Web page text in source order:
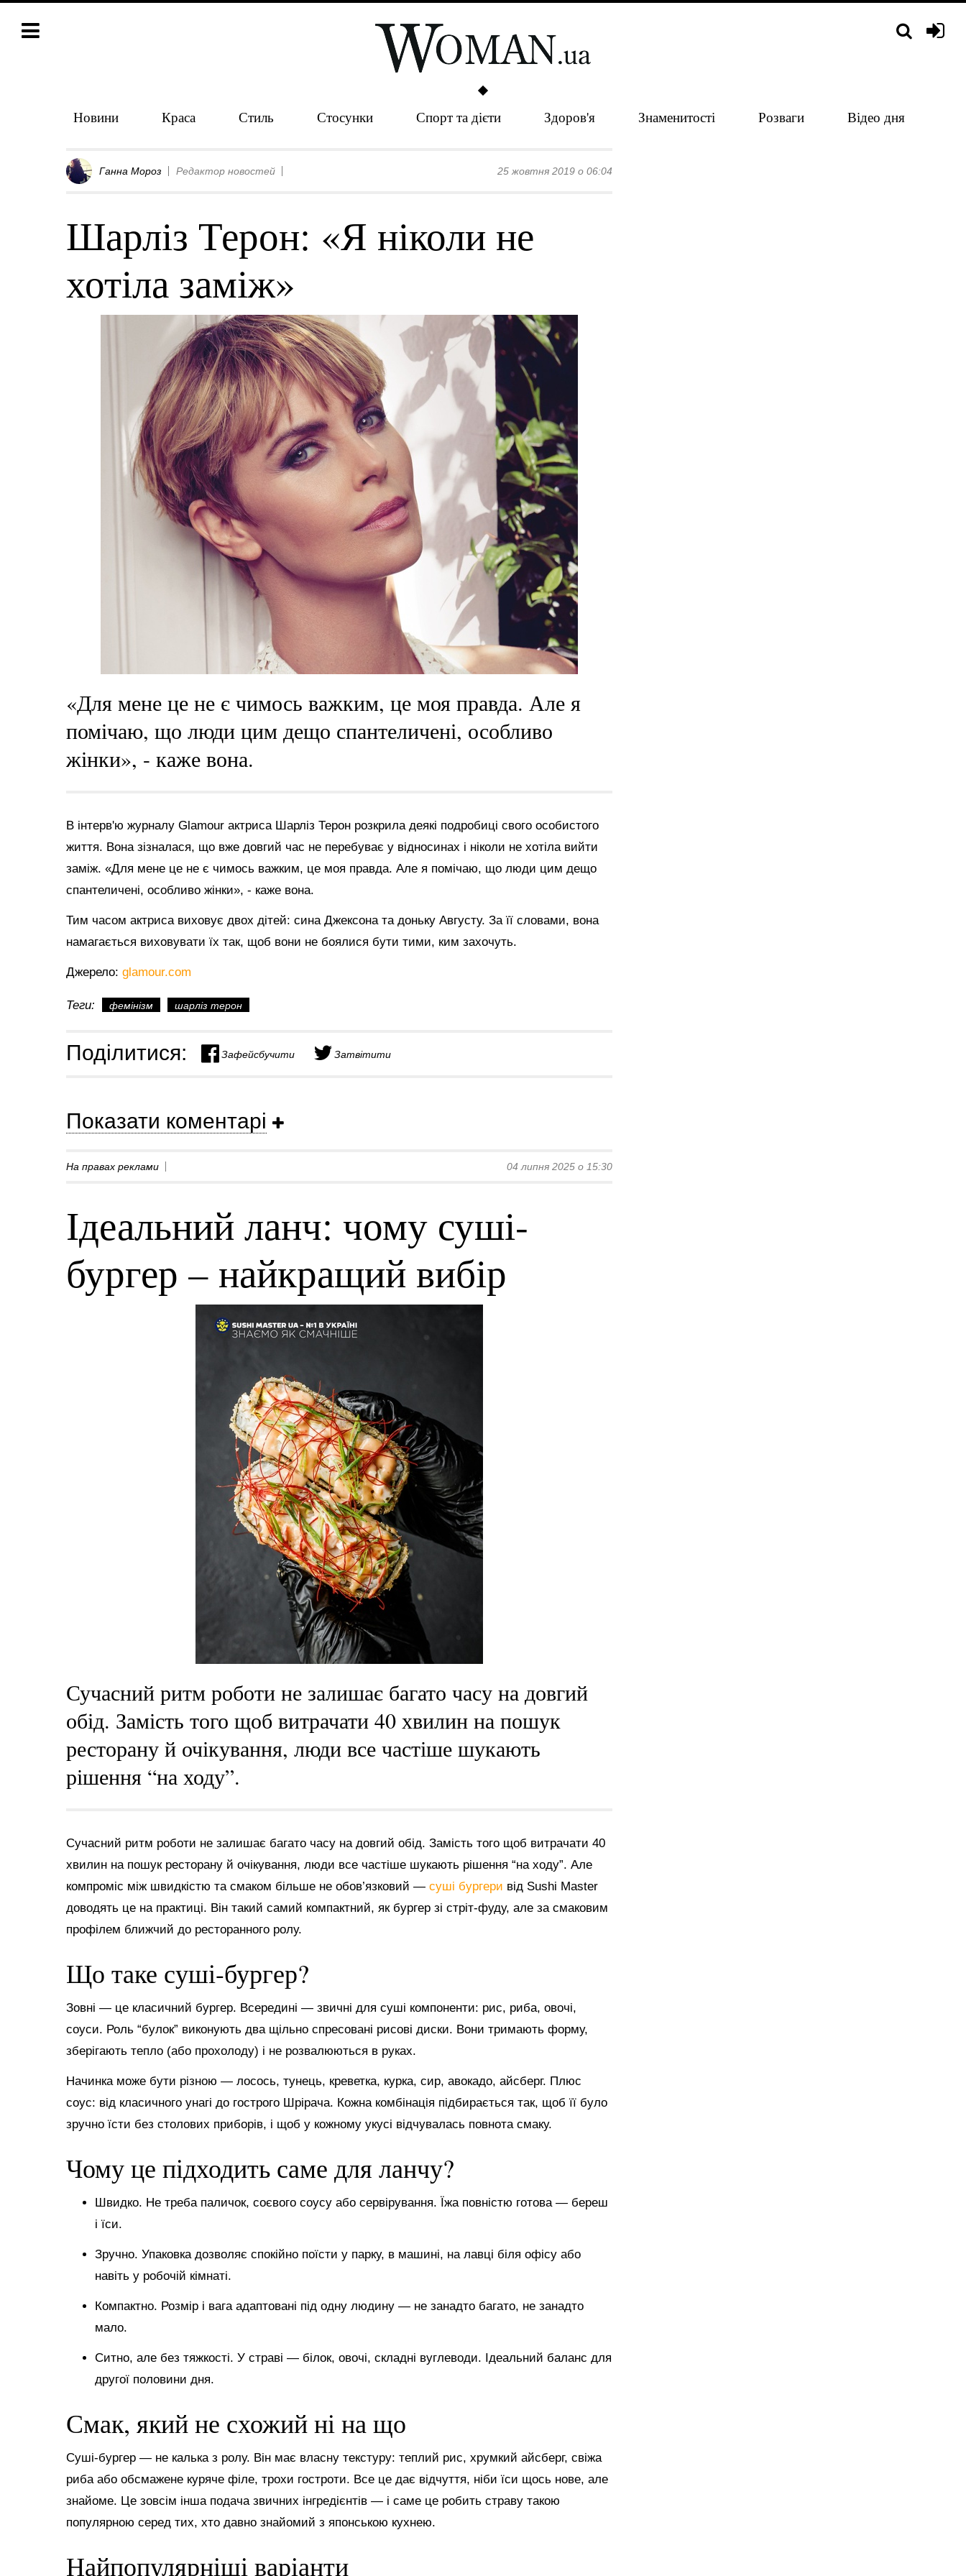
Новини Краса Стиль Стосунки Спорт та дієти Здоров'я Знаменитості Розваги Відео дня
Ганна Мороз Редактор новостей 25 жовтня 2019 о 06:04
Шарліз Терон: «Я ніколи не
хотіла заміж»
«Для мене це не є чимось важким, це моя правда. Але я
помічаю, що люди цим дещо спантеличені, особливо
жінки», - каже вона.
В інтерв'ю журналу Glamour актриса Шарліз Терон розкрила деякі подробиці свого особистого
життя. Вона зізналася, що вже довгий час не перебуває у відносинах і ніколи не хотіла вийти
заміж. «Для мене це не є чимось важким, це моя правда. Але я помічаю, що люди цим дещо
спантеличені, особливо жінки», - каже вона.
Тим часом актриса виховує двох дітей: сина Джексона та доньку Августу. За її словами, вона
намагається виховувати їх так, щоб вони не боялися бути тими, ким захочуть.
Джерело: glamour.com
Теги: фемінізм шарліз терон
Поділитися: Зафейсбучити Затвітити
Показати коментарі
На правах реклами 04 липня 2025 о 15:30
Ідеальний ланч: чому суші-
бургер – найкращий вибір
Сучасний ритм роботи не залишає багато часу на довгий
обід. Замість того щоб витрачати 40 хвилин на пошук
ресторану й очікування, люди все частіше шукають
рішення “на ходу”.
Сучасний ритм роботи не залишає багато часу на довгий обід. Замість того щоб витрачати 40
хвилин на пошук ресторану й очікування, люди все частіше шукають рішення “на ходу”. Але
компроміс між швидкістю та смаком більше не обов’язковий — суші бургери від Sushi Master
доводять це на практиці. Він такий самий компактний, як бургер зі стріт-фуду, але за смаковим
профілем ближчий до ресторанного ролу.
Що таке суші-бургер?
Зовні — це класичний бургер. Всередині — звичні для суші компоненти: рис, риба, овочі,
соуси. Роль “булок” виконують два щільно спресовані рисові диски. Вони тримають форму,
зберігають тепло (або прохолоду) і не розвалюються в руках.
Начинка може бути різною — лосось, тунець, креветка, курка, сир, авокадо, айсберг. Плюс
соус: від класичного унагі до гострого Шрірача. Кожна комбінація підбирається так, щоб її було
зручно їсти без столових приборів, і щоб у кожному укусі відчувалась повнота смаку.
Чому це підходить саме для ланчу?
Швидко. Не треба паличок, соєвого соусу або сервірування. Їжа повністю готова — береш
і їси.
Зручно. Упаковка дозволяє спокійно поїсти у парку, в машині, на лавці біля офісу або
навіть у робочій кімнаті.
Компактно. Розмір і вага адаптовані під одну людину — не занадто багато, не занадто
мало.
Ситно, але без тяжкості. У страві — білок, овочі, складні вуглеводи. Ідеальний баланс для
другої половини дня.
Смак, який не схожий ні на що
Суші-бургер — не калька з ролу. Він має власну текстуру: теплий рис, хрумкий айсберг, свіжа
риба або обсмажене куряче філе, трохи гостроти. Все це дає відчуття, ніби їси щось нове, але
знайоме. Це зовсім інша подача звичних інгредієнтів — і саме це робить страву такою
популярною серед тих, хто давно знайомий з японською кухнею.
Найпопулярніші варіанти